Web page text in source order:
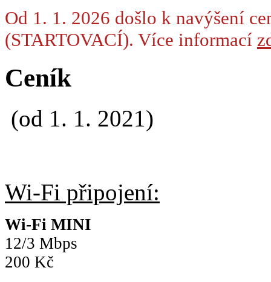
Od 1. 1. 2026 došlo k navýšení
(STARTOVACÍ). Více informací
Ceník
(od 1. 1. 2021)
Wi-Fi připojení:
Wi-Fi MINI
12/3 Mbps
200 Kč